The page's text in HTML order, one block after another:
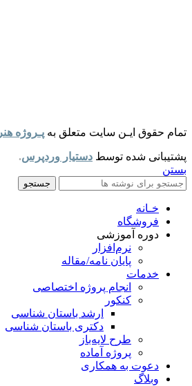
تمام حقوق ایـن سایت متعلق به پـروژه هنر
پشتیبانی شده توسط دستیار وردپرس.
بستن
جستجو
خـانه
فروشگاه
دوره آموزشی
نرم‌افزار
پایان نامه/مقاله
خدمات
انجام پروژه اختصاصی
کنکور
ارشد باستان شناسی
دکتری باستان شناسی
طرح لایه‌باز
پروژه آماده
دعوت به همکاری
وبلاگ